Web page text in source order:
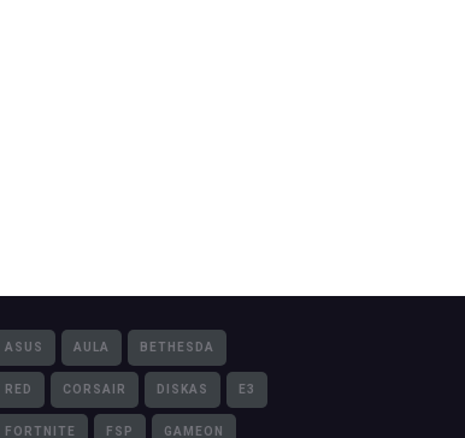
ASUS AULA BETHESDA
CORSAIR DISKAS E3
FORTNITE FSP GAMEON